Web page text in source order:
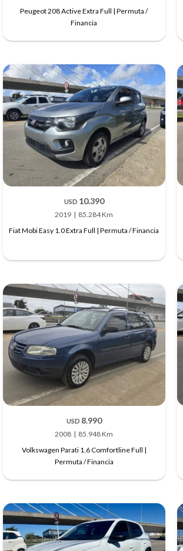
Peugeot 208 Active Extra Full | Permuta /
Financia
USD 10.390
2019
85.284 Km
Fiat Mobi Easy 1.0 Extra Full | Permuta / Financia
USD 8.990
2008
85.948 Km
Volkswagen Parati 1.6 Comfortline Full |
Permuta / Financia